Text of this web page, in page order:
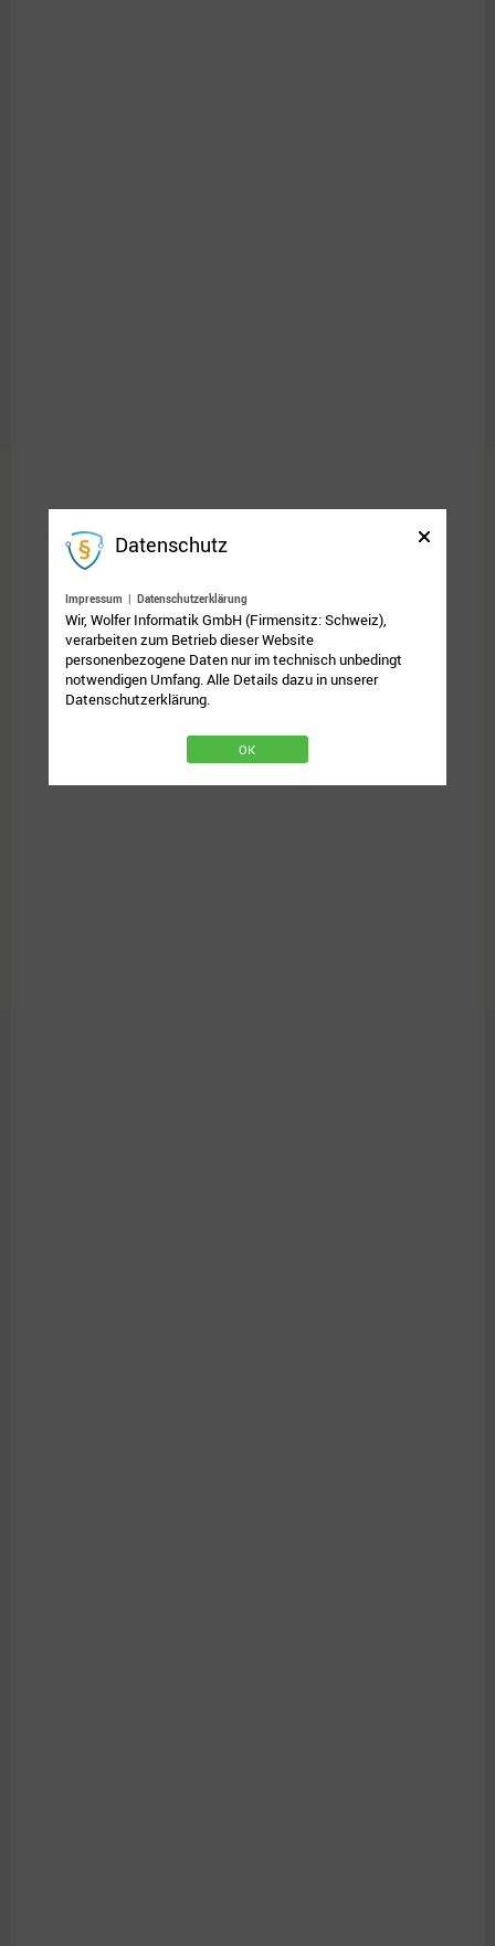
Datenschutz
Impressum | Datenschutzerklärung
Wir, Wolfer Informatik GmbH (Firmensitz: Schweiz),
verarbeiten zum Betrieb dieser Website
personenbezogene Daten nur im technisch unbedingt
notwendigen Umfang. Alle Details dazu in unserer
Datenschutzerklärung.
OK